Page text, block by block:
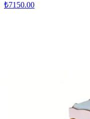
₺7150.00